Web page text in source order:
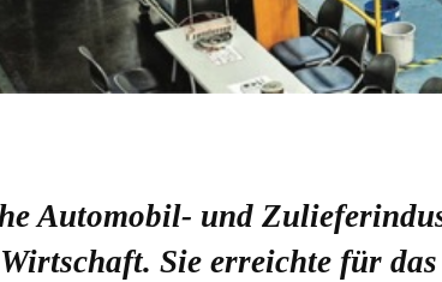
Automobil- und
Sie erreichte für